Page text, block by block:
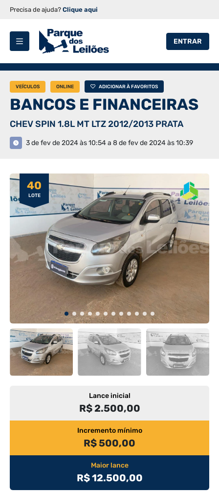
Precisa de ajuda? Clique aqui
ENTRAR
VEÍCULOS ONLINE ADICIONAR À FAVORITOS
BANCOS E FINANCEIRAS
CHEV SPIN 1.8L MT LTZ 2012/2013 PRATA
3 de fev de 2024 às 10:54 a 8 de fev de 2024 às 10:39
40
LOTE
Lance inicial
R$ 2.500,00
Incremento mínimo
R$ 500,00
Maior lance
R$ 12.500,00